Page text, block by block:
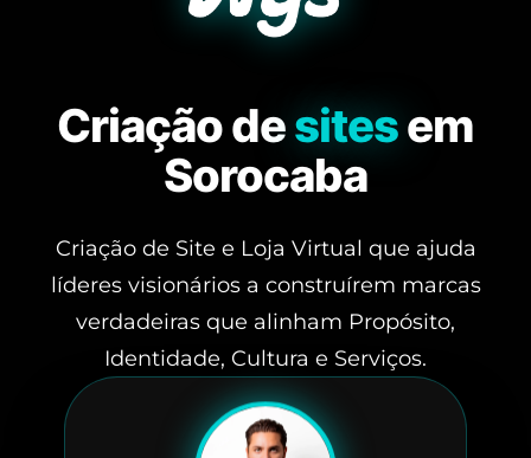
Criação desitesem
Sorocaba
Criação de Site e Loja Virtual que ajuda
líderes visionários a construírem marcas
verdadeiras que alinham Propósito,
Identidade, Cultura e Serviços.